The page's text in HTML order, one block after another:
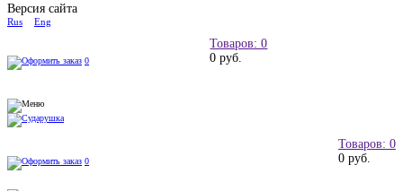
Версия сайта
Rus Eng
Товаров: 0
0 руб.
0
Товаров: 0
0 руб.
0